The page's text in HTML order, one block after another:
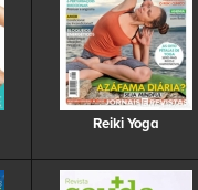
Reiki Yoga